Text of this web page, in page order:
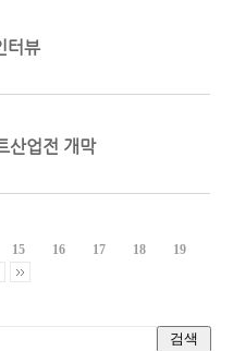
터뷰
산업전 개막
15 16 17 18
19